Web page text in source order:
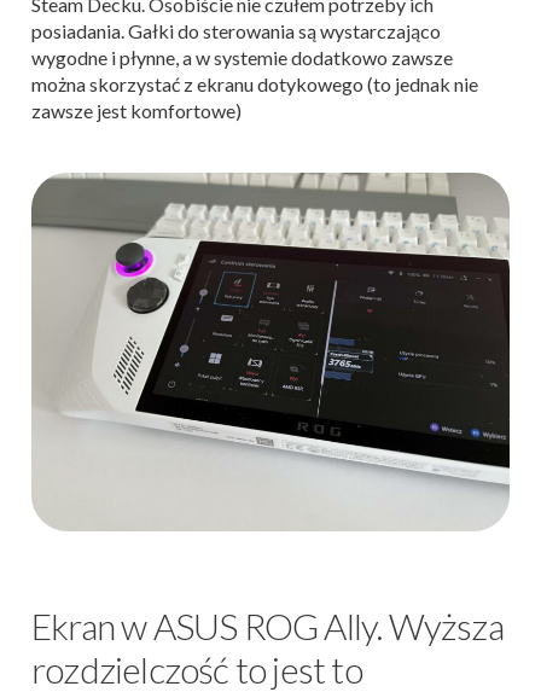
posiadania. Gałki do sterowania są wystarczająco
wygodne i płynne, a w systemie dodatkowo zawsze
można skorzystać z ekranu dotykowego (to jednak nie
zawsze jest komfortowe)
Ekran w ASUS ROG Ally. Wyższa
rozdzielczość to jest to